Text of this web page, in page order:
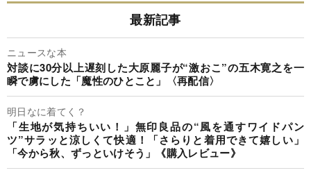
最新記事
ニュースな本
対談に30分以上遅刻した大原麗子が“激おこ”の五木寛之を一
瞬で虜にした「魔性のひとこと」〈再配信〉
明日なに着てく？
「生地が気持ちいい！」無印良品の“風を通すワイドパン
ツ”サラッと涼しくて快適！「さらりと着用できて嬉しい」
「今から秋、ずっといけそう」《購入レビュー》